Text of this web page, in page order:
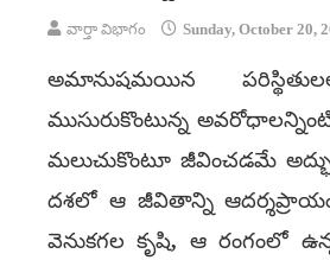
వార్తా విభాగం Sunday, October 20,
అమానుషమయిన
ముసురుకొంటున్న
మలుచుకొంటూ జీవించడమే
దశలో ఆ జీవితాన్ని
వెనుకగల కృషి, ఆ రంగంలో